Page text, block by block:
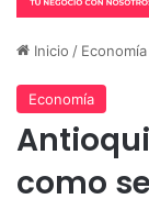
Inicio / Economía
Economía
como